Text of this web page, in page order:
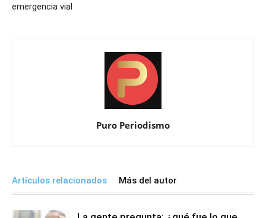
emergencia vial
Puro Periodismo
Artículos relacionados Más del autor